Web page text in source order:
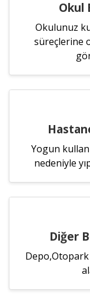
Okul
Okulunuz
süreçlerine
Yogun
nedeniyle
Diğer
Depo,Otopark